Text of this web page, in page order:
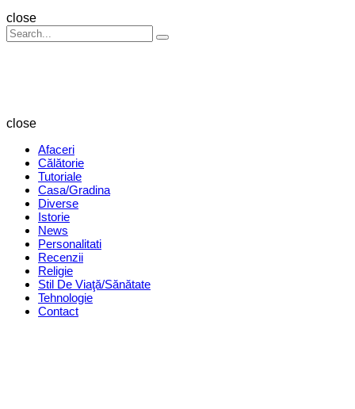
Search
close
Search
for:
Search
close
Afaceri
Călătorie
Tutoriale
Casa/Gradina
Diverse
Istorie
News
Personalitati
Recenzii
Religie
Stil De Viaţă/Sănătate
Tehnologie
Contact